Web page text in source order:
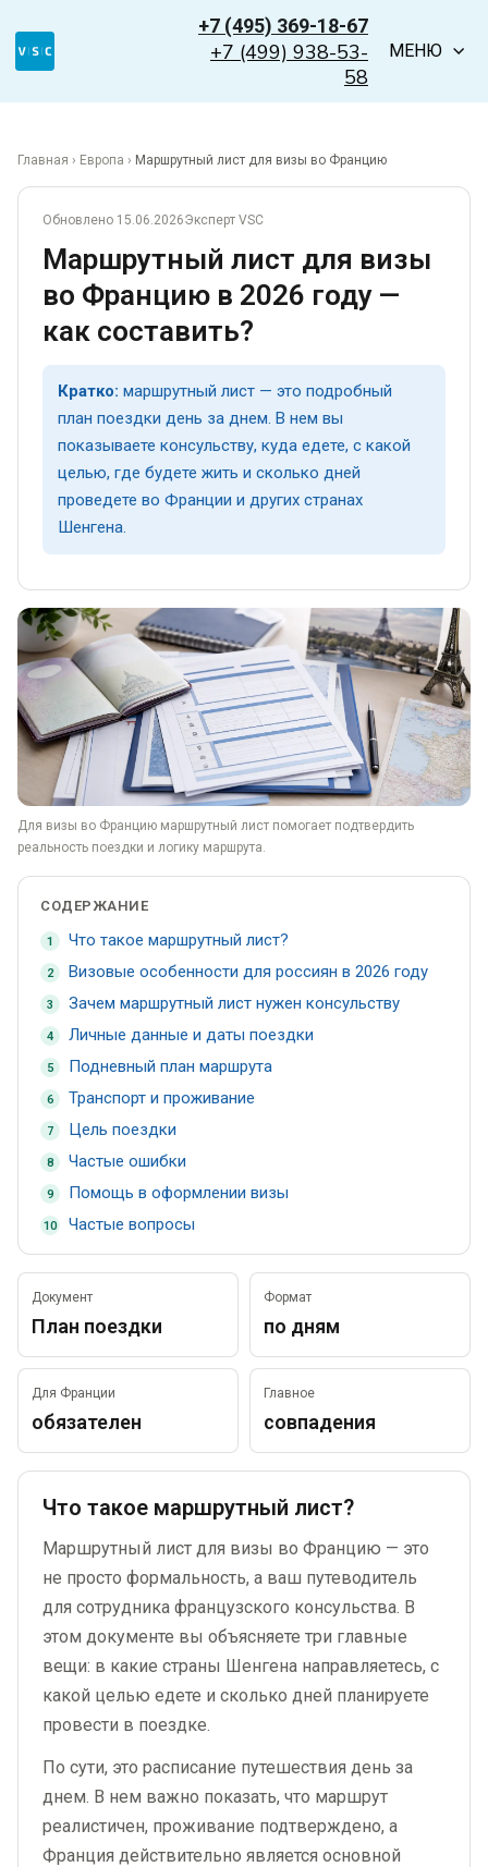
+7 (495) 369-18-67
+7 (499) 938-53-
58
МЕНЮ
Главная › Европа › Маршрутный лист для визы во Францию
Обновлено 15.06.2026Эксперт VSC
Маршрутный лист для визы
во Францию в 2026 году —
как составить?
Кратко: маршрутный лист — это подробный
план поездки день за днем. В нем вы
показываете консульству, куда едете, с какой
целью, где будете жить и сколько дней
проведете во Франции и других странах
Шенгена.
Для визы во Францию маршрутный лист помогает подтвердить
реальность поездки и логику маршрута.
СОДЕРЖАНИЕ
1 Что такое маршрутный лист?
2 Визовые особенности для россиян в 2026 году
3 Зачем маршрутный лист нужен консульству
4 Личные данные и даты поездки
5 Подневный план маршрута
6 Транспорт и проживание
7 Цель поездки
8 Частые ошибки
9 Помощь в оформлении визы
10 Частые вопросы
Документ
План поездки
Формат
по дням
Для Франции
обязателен
Главное
совпадения
Что такое маршрутный лист?
Маршрутный лист для визы во Францию — это
не просто формальность, а ваш путеводитель
для сотрудника французского консульства. В
этом документе вы объясняете три главные
вещи: в какие страны Шенгена направляетесь, с
какой целью едете и сколько дней планируете
провести в поездке.
По сути, это расписание путешествия день за
днем. В нем важно показать, что маршрут
реалистичен, проживание подтверждено, а
Франция действительно является основной